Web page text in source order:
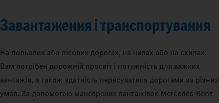
Завантаження і транспортування
На польових або лісових дорогах, на нивах або на схилах:
Вам потрібен дорожній просвіт і потужність для важких
вантажів, а також здатність пересуватися дорогами за різних
умов. За допомогою маневрених вантажівок Mercedes‑Benz